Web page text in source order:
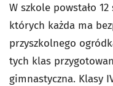
W szkole powstało
których każda ma
przyszkolnego
tych klas
gimnastyczna. Klasy